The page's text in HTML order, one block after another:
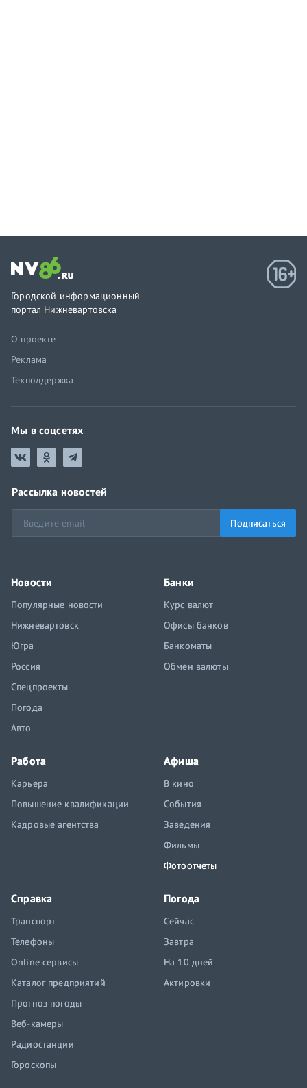
Городской информационный
портал Нижневартовска
О проекте
Реклама
Техподдержка
Мы в соцсетях
Рассылка новостей
Подписаться
Новости
Популярные новости
Нижневартовск
Югра
Россия
Спецпроекты
Погода
Авто
Банки
Курс валют
Офисы банков
Банкоматы
Обмен валюты
Работа
Карьера
Повышение квалификации
Кадровые агентства
Афиша
В кино
События
Заведения
Фильмы
Фотоотчеты
Справка
Транспорт
Телефоны
Online сервисы
Каталог предприятий
Прогноз погоды
Веб-камеры
Радиостанции
Гороскопы
Погода
Сейчас
Завтра
На 10 дней
Актировки